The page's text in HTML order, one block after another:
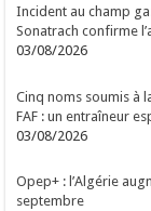
Incident au champ
Sonatrach confirme
03/08/2026
Cinq noms soumis à
FAF : un entraîneur
03/08/2026
Opep+ : l’Algérie
septembre